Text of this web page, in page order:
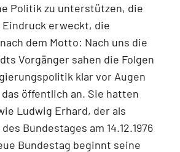
Politik zu unterstützen, die
Eindruck erweckt, die
dem Motto: Nach uns die
Vorgänger sahen die Folgen
klar vor Augen
öffentlich an. Sie hatten
Ludwig Erhard, der als
Bundestages am 14.12.1976
Bundestag beginnt seine